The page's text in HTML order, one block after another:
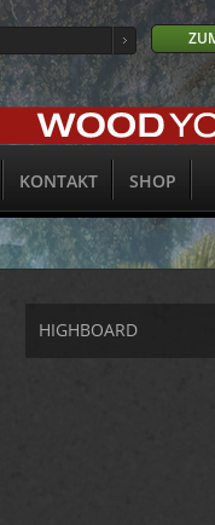
KONTAKT SHOP
HIGHBOARD